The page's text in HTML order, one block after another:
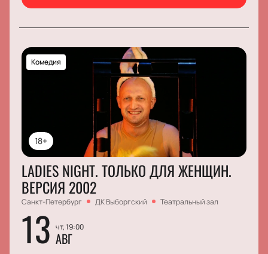
18+
Комедия
LADIES NIGHT. ТОЛЬКО ДЛЯ ЖЕНЩИН.
ВЕРСИЯ 2002
Санкт-Петербург ДК Выборгский Театральный зал
13 чт, 19:00
АВГ